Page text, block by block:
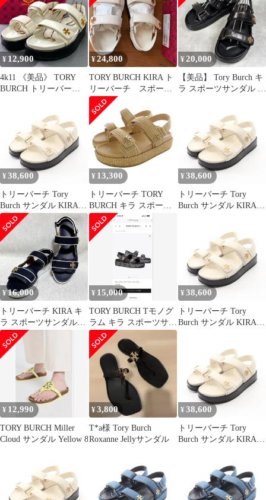
デニム レザー サンダル
レディース 新品
¥ 12,900
4k11 《美品》 TORY
BURCH トリーバーチ
24cm ホワイト シュー
ズ 箱付き
¥24,800
TORY BURCH KIRA ト
リーバーチ スポーツ
サンダル ホワイト 7
¥20,000
【美品】 Tory Burch キ
ラ スポーツサンダル レ
¥ 38,600
トリーバーチ Tory
Burch サンダル KIRA
SPORT SANDAL キラ
スポーツ 1443281047/
レザー サンダル レディ
ース 新品
¥ 13,300
トリーバーチ TORY
BURCH キラ スポーツ
サンダル ストラップ
7.5M ベージュ 159919
¥ 38,600
トリーバーチ Tory
Burch サンダル KIRA
レザー サンダル レディ
ース 新品
¥16,000
トリーバーチ KIRA キ
ラ スポーツサンダル
7.5M ネイビー ホワイ
ト
¥ 15,000
TORY BURCH Tモノグ
ラム キラ スポーツサン
ダル
¥ 38,600
トリーバーチ Tory
Burch サンダル KIRA
1443281045/ レザー サ
ンダル レディース 新品
¥ 12,990
TORY BURCH Miller
Cloud サンダル Yellow 8
¥3,800
T*a様 Tory Burch
Roxanne Jellyサンダル
¥ 38,600
トリーバーチ Tory
Burch サンダル KIRA
レザー サンダル レディ
ース 新品